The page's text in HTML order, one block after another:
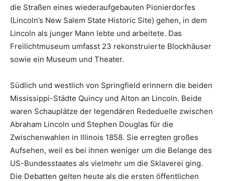
die Straßen eines wiederaufgebauten Pionierdorfes
(Lincoln’s New Salem State Historic Site) gehen, in dem
Lincoln als junger Mann lebte und arbeitete. Das
Freilichtmuseum umfasst 23 rekonstruierte Blockhäuser
sowie ein Museum und Theater.
Südlich und westlich von Springfield erinnern die beiden
Mississippi-Städte Quincy und Alton an Lincoln. Beide
waren Schauplätze der legendären Rededuelle zwischen
Abraham Lincoln und Stephen Douglas für die
Zwischenwahlen in Illinois 1858. Sie erregten großes
Aufsehen, weil es bei ihnen weniger um die Belange des
US-Bundesstaates als vielmehr um die Sklaverei ging.
Die Debatten gelten heute als die ersten öffentlichen